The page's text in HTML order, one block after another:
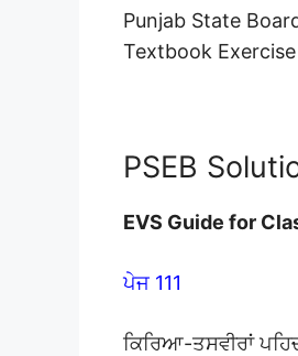
Punjab State
Textbook
PSEB
EVS Guide for
ਪੇਜ 111
ਕਿਰਿਆ-ਤਸਵੀਰਾਂ